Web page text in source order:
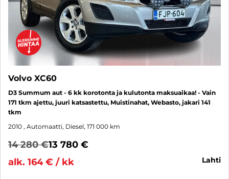
Volvo XC60
D3 Summum aut - 6 kk korotonta ja kulutonta maksuaikaa! - Vain
171 tkm ajettu, juuri katsastettu, Muistinahat, Webasto, jakari 141
tkm
2010 , Automaatti, Diesel, 171 000 km
14 280 €13 780 €
alk. 164 € / kk
lahti